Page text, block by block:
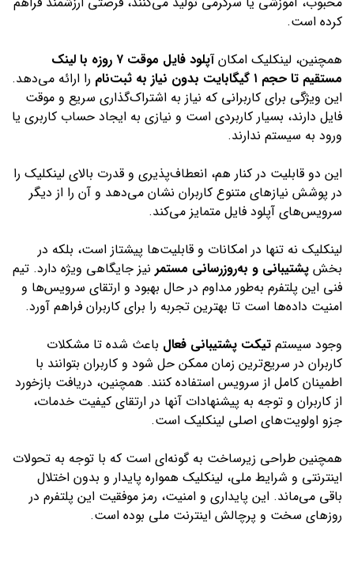
کرده است.
همچنین، لینکلیک امکان
آپلود فایل موقت ۷ روزه با لینک
مستقیم تا حجم ۱ گیگابایت بدون نیاز به ثبت‌نام
را ارائه می‌دهد.
این ویژگی برای کاربرانی که نیاز به اشتراک‌گذاری سریع و موقت
فایل دارند، بسیار کاربردی است و نیازی به ایجاد حساب کاربری یا
ورود به سیستم ندارند.
این دو قابلیت در کنار هم، انعطاف‌پذیری و قدرت بالای لینکلیک را
در پوشش نیازهای متنوع کاربران نشان می‌دهد و آن را از دیگر
سرویس‌های آپلود فایل متمایز می‌کند.
لینکلیک نه تنها در امکانات و قابلیت‌ها پیشتاز است، بلکه در
بخش پشتیبانی و به‌روزرسانی مستمر نیز جایگاهی ویژه دارد. تیم
فنی این پلتفرم به‌طور مداوم در حال بهبود و ارتقای سرویس‌ها و
امنیت داده‌ها است تا بهترین تجربه را برای کاربران فراهم آورد.
وجود سیستم تیکت پشتیبانی فعال باعث شده تا مشکلات
کاربران در سریع‌ترین زمان ممکن حل شود و کاربران بتوانند با
اطمینان کامل از سرویس استفاده کنند. همچنین، دریافت بازخورد
از کاربران و توجه به پیشنهادات آنها در ارتقای کیفیت خدمات،
جزو اولویت‌های اصلی لینکلیک است.
همچنین طراحی زیرساخت به گونه‌ای است که با توجه به تحولات
اینترنتی و شرایط ملی، لینکلیک همواره پایدار و بدون اختلال
باقی می‌ماند. این پایداری و امنیت، رمز موفقیت این پلتفرم در
روزهای سخت و پرچالش اینترنت ملی بوده است.